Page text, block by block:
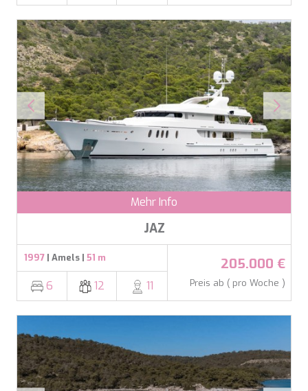
Mehr Info
JAZ
1997 | Amels | 51 m
6 12 11
205.000 €
Preis ab ( pro Woche )